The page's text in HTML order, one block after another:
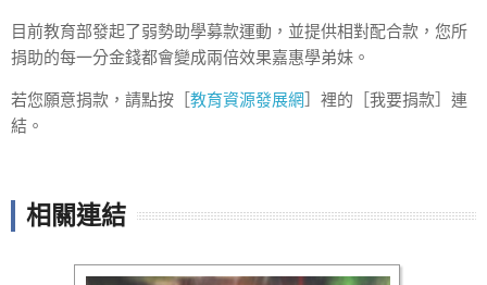
目前教育部發起了弱勢助學募款運動，並提供相對配合款，您所
捐助的每一分金錢都會變成兩倍效果嘉惠學弟妹。
若您願意捐款，請點按［ 教育資源發展網
］裡的［我要捐款］連
結。
相關連結